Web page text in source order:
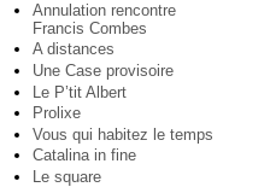
Annulation rencontre
Francis Combes
A distances
Une Case provisoire
Le P’tit Albert
Prolixe
Vous qui habitez le temps
Catalina in fine
Le square